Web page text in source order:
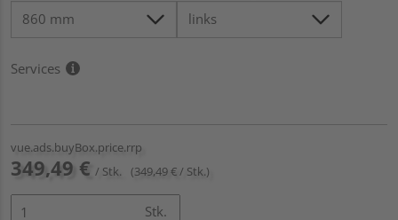
Services
vue.ads.buyBox.price.rrp
349,49 € / Stk. (349,49 € / Stk.)
Stk.